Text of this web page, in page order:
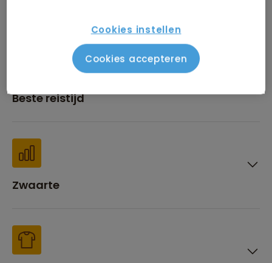
Beste reistijd
Zwaarte
Cookies instellen
Cookies accepteren